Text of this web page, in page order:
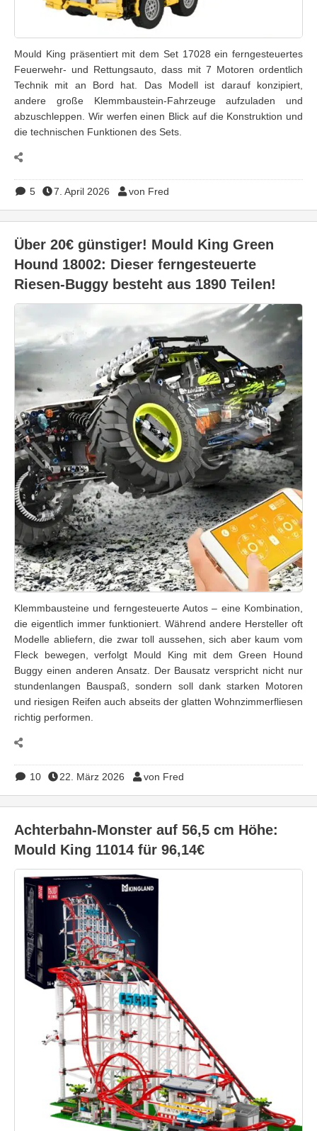
Mould King präsentiert mit dem Set 17028 ein ferngesteuertes
Feuerwehr- und Rettungsauto, dass mit 7 Motoren ordentlich
Technik mit an Bord hat. Das Modell ist darauf konzipiert,
andere große Klemmbaustein-Fahrzeuge aufzuladen und
abzuschleppen. Wir werfen einen Blick auf die Konstruktion und
die technischen Funktionen des Sets.
5 7. April 2026 von Fred
Über 20€ günstiger! Mould King Green
Hound 18002: Dieser ferngesteuerte
Riesen-Buggy besteht aus 1890 Teilen!
Klemmbausteine und ferngesteuerte Autos – eine Kombination,
die eigentlich immer funktioniert. Während andere Hersteller oft
Modelle abliefern, die zwar toll aussehen, sich aber kaum vom
Fleck bewegen, verfolgt Mould King mit dem Green Hound
Buggy einen anderen Ansatz. Der Bausatz verspricht nicht nur
stundenlangen Bauspaß, sondern soll dank starken Motoren
und riesigen Reifen auch abseits der glatten Wohnzimmerfliesen
richtig performen.
10 22. März 2026 von Fred
Achterbahn-Monster auf 56,5 cm Höhe:
Mould King 11014 für 96,14€